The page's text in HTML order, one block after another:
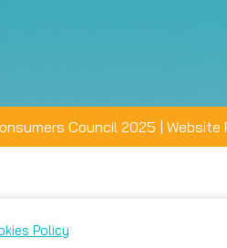
Council 2025 | Website
Policy
ความเป็นส่วนตัวได้